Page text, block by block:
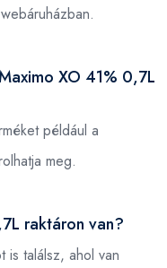
webáruházban.
XO 41% 0,7L
például a
meg.
raktáron van?
is találsz, ahol van